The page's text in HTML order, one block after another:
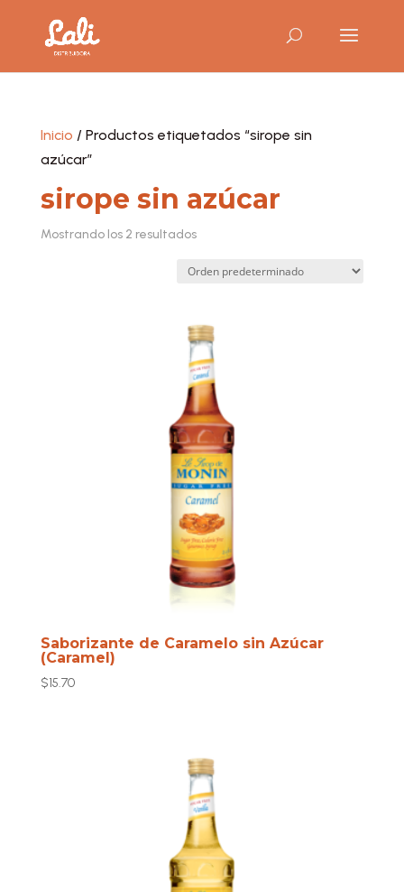
Inicio / Productos etiquetados “sirope sin
azúcar”
sirope sin azúcar
Mostrando los 2 resultados
Saborizante de Caramelo sin Azúcar
(Caramel)
$15.70